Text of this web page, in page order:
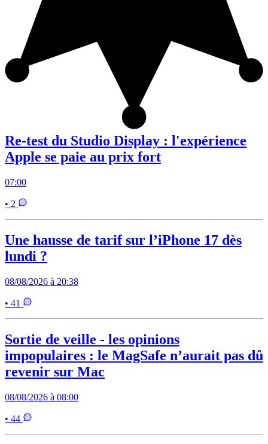
Re-test du Studio Display : l'expérience
Apple se paie au prix fort
07:00
• 2
Une hausse de tarif sur l’iPhone 17 dès
lundi ?
08/08/2026 à 20:38
• 41
Sortie de veille - les opinions
impopulaires : le MagSafe n’aurait pas dû
revenir sur Mac
08/08/2026 à 08:00
• 44